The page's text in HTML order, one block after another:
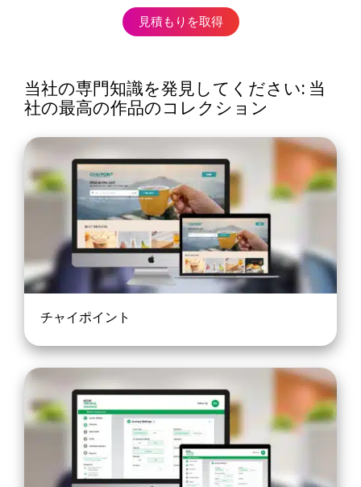
見積もりを取得
当社の専門知識を発見してください: 当
社の最高の作品のコレクション
チャイポイント